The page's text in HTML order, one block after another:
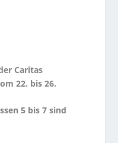
Caritas
22. bis 26.
5 bis 7 sind